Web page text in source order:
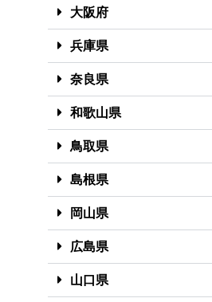
大阪府
兵庫県
奈良県
和歌山県
鳥取県
島根県
岡山県
広島県
山口県